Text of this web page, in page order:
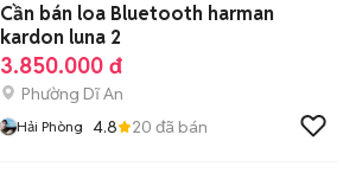
Cần bán loa Bluetooth harman
kardon luna 2
3.850.000 đ
Phường Dĩ An
Hải Phòng 4.8 20 đã bán